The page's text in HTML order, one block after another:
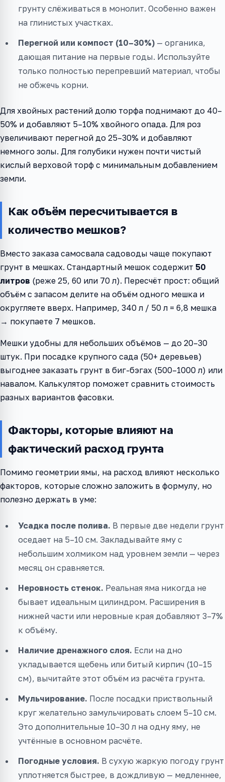
грунту слёживаться в монолит. Особенно важен
на глинистых участках.
Перегной или компост (10–30%) — органика,
дающая питание на первые годы. Используйте
только полностью перепревший материал, чтобы
не обжечь корни.
Для хвойных растений долю торфа поднимают до 40–
50% и добавляют 5–10% хвойного опада. Для роз
увеличивают перегной до 25–30% и добавляют
немного золы. Для голубики нужен почти чистый
кислый верховой торф с минимальным добавлением
земли.
Как объём пересчитывается в
количество мешков?
Вместо заказа самосвала садоводы чаще покупают
грунт в мешках. Стандартный мешок содержит 50
литров (реже 25, 60 или 70 л). Пересчёт прост: общий
объём с запасом делите на объём одного мешка и
округляете вверх. Например, 340 л / 50 л = 6,8 мешка
→ покупаете 7 мешков.
Мешки удобны для небольших объёмов — до 20–30
штук. При посадке крупного сада (50+ деревьев)
выгоднее заказать грунт в биг-бэгах (500–1000 л) или
навалом. Калькулятор поможет сравнить стоимость
разных вариантов фасовки.
Факторы, которые влияют на
фактический расход грунта
Помимо геометрии ямы, на расход влияют несколько
факторов, которые сложно заложить в формулу, но
полезно держать в уме:
Усадка после полива. В первые две недели грунт
оседает на 5–10 см. Закладывайте яму с
небольшим холмиком над уровнем земли — через
месяц он сравняется.
Неровность стенок. Реальная яма никогда не
бывает идеальным цилиндром. Расширения в
нижней части или неровные края добавляют 3–7%
к объёму.
Наличие дренажного слоя. Если на дно
укладывается щебень или битый кирпич (10–15
см), вычитайте этот объём из расчёта грунта.
Мульчирование. После посадки приствольный
круг желательно замульчировать слоем 5–10 см.
Это дополнительные 10–30 л на одну яму, не
учтённые в основном расчёте.
Погодные условия. В сухую жаркую погоду грунт
уплотняется быстрее, в дождливую — медленнее,